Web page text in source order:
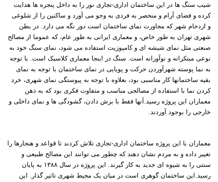
شیب سنگ ها در این ساختمان اداری-تجاری نور را به داخل پنجره ها هدایت
کرده و فضای آرام و منحصر به فردی به وجو می آورد و ساکنین را از شلوغی
و ازدحام شهر که مجاورت نمای ساختمان است دور نگه می دارد. در بطن
شهری تهران به طور خاص، و معماری ایرانی به طور عام، که عموما از مصالح
صنعتی مثل نمای شیشه ای و کامپوزیت استفاده می شود، نمای سنگ خود به
نوعی مبتکرانه و نوآورانه است. سنگ در اینجا معماری کلاسیک است. با توجه
به نما پوسته شهرآوردن حرکت و پویایی در نمای ساختمان با توجه به نمای
بقیه ساختمانها کار مناسبی بود، بعلاوه با توجه به پیوستگی نمای شهری، خرد
کردن نما با استفاده از مصالحی مناسب و متفاوت فکری بود که به ذهن
معماران این پروژه رسید.آنها فقط با برش دادن، گشودگی ها و نمای داخلی و
خارجی را بوجود آوردند.
معماران با این پروژه ساختمان اداری-تجاری تلاش کردند تا قواعد و هنجارها را
تغییر داده و به مردم نشان دهند که چطور می توانند این مصالح طبیعی و
سنتی را به شیوه ای جدید به کار گیرند. این پروژه در سال ۱۳۸۸ به پایان
رسید.این ساختمان گوهری است در میان یک محیط شهری تاثیر گذار. این